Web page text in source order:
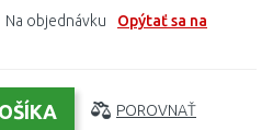
Na objednávku
Opýtať sa na
POROVNAŤ